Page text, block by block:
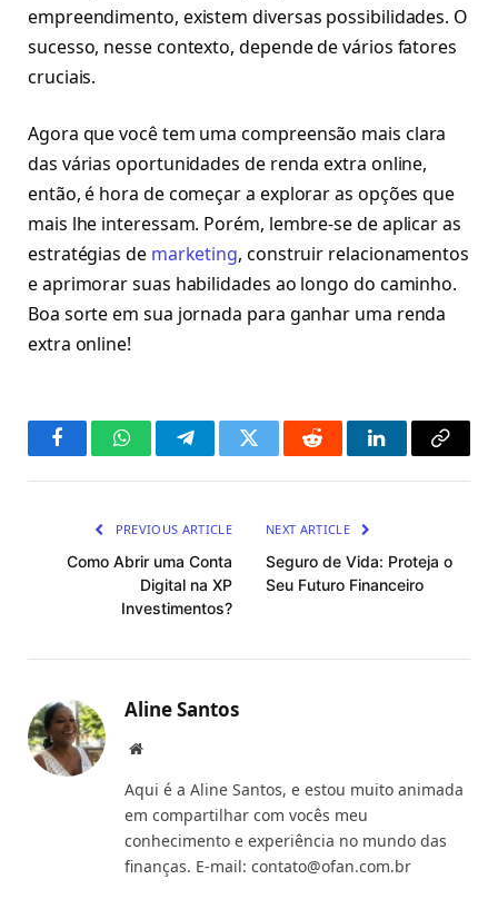
empreendimento, existem diversas possibilidades. O
sucesso, nesse contexto, depende de vários fatores
cruciais.
Agora que você tem uma compreensão mais clara
das várias oportunidades de renda extra online,
então, é hora de começar a explorar as opções que
mais lhe interessam. Porém, lembre-se de aplicar as
estratégias de marketing, construir relacionamentos
e aprimorar suas habilidades ao longo do caminho.
Boa sorte em sua jornada para ganhar uma renda
extra online!
FacebookWhatsAppTelegramTwitter Reddit LinkedInCopy
PREVIOUS ARTICLE
Como Abrir uma Conta
Digital na XP
Investimentos?
NEXT ARTICLE
Seguro de Vida: Proteja o
Seu Futuro Financeiro
Aline Santos
Website
Aqui é a Aline Santos, e estou muito animada
em compartilhar com vocês meu
conhecimento e experiência no mundo das
finanças. E-mail: contato@ofan.com.br